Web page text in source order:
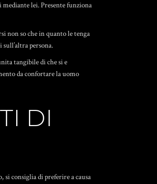
lei. Presente funziona
non so che in quanto le tenga
persona.
tangibile di che si e
da confortare la uomo
DI
si consiglia di preferire a causa